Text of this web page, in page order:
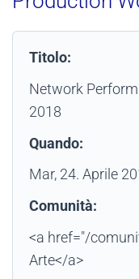
Titolo:
Network
2018
Quando:
Mar, 24. Aprile
Comunità:
<a href="/
Arte</a>